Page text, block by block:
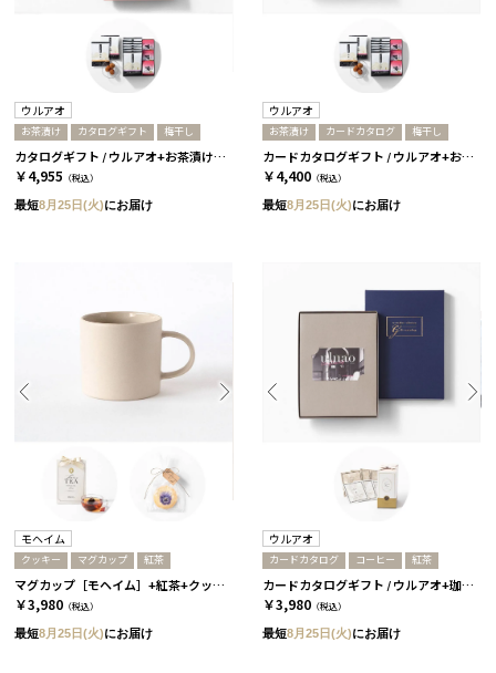
ウルアオ
お茶漬け カタログギフト 梅干し
カタログギフト / ウルアオ+お茶漬け＆梅干しセット / アウレリアーナ
￥4,955 （税込）
最短8月25日(火)にお届け
ウルアオ
お茶漬け カードカタログ 梅干し
カードカタログギフト / ウルアオ+お茶漬け＆梅干しセット / アウレリアーナーC
￥4,400 （税込）
最短8月25日(火)にお届け
モヘイム
クッキー マグカップ 紅茶
マグカップ［モヘイム］+紅茶+クッキー / ホワイト
￥3,980 （税込）
最短8月25日(火)にお届け
ウルアオ
カードカタログ コーヒー 紅茶
カードカタログギフト / ウルアオ+珈琲＆紅茶セット / アウレリアーナーC
￥3,980 （税込）
最短8月25日(火)にお届け